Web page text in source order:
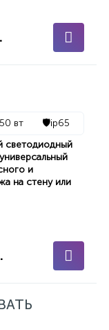
вт 🛡️ip65
светодиодный
и
на стену или